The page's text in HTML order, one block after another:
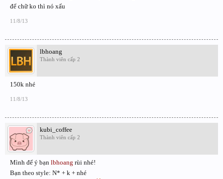
để chữ ko thì nó xấu
11/8/13
lbhoang
Thành viên cấp 2
150k nhé
11/8/13
kubi_coffee
Thành viên cấp 2
Mình để ý bạn lbhoang rùi nhé!
Bạn theo style: N* + k + nhé